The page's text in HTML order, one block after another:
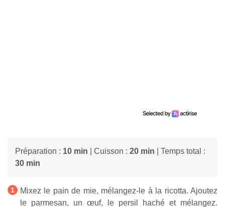
Préparation : 10 min | Cuisson : 20 min | Temps total :
30 min
Mixez le pain de mie, mélangez-le à la ricotta. Ajoutez
le parmesan, un œuf, le persil haché et mélangez.